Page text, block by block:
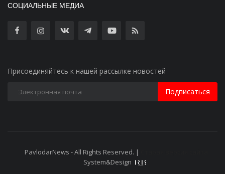
СОЦИАЛЬНЫЕ МЕДИА
Присоединяйтесь к нашей рассылке новостей
Подписаться
PavlodarNews - All Rights Reserved. |
System&Design